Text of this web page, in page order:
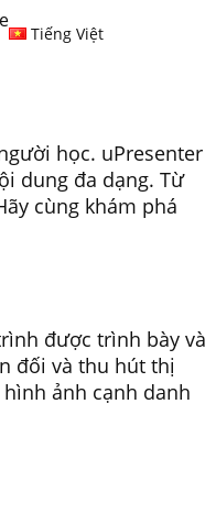
Tiếng Việt
học. uPresenter
dung đa dạng. Từ
cùng khám phá
được trình bày và
đối và thu hút thị
ảnh cạnh danh